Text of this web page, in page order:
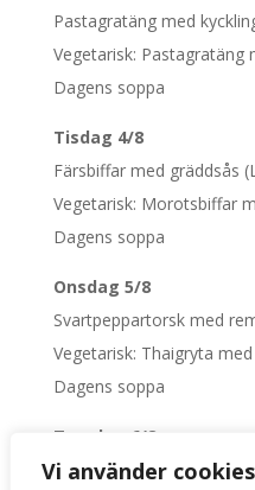
Vi använder cookies
Pastagratäng med
Vegetarisk:
Dagens soppa
Tisdag 4/8
Färsbiffar med gräddsås
Vegetarisk: Morotsbiffar
Dagens soppa
Onsdag 5/8
Svartpeppartorsk med
Vegetarisk: Thaigryta
Dagens soppa
Torsdag 6/8
Korvstroganoff med ris (L)